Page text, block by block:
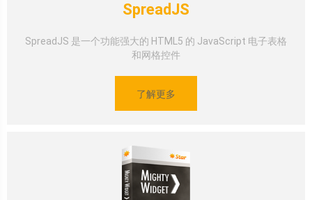
SpreadJS
SpreadJS 是一个功能强大的 HTML5 的 JavaScript 电子表格
和网格控件
了解更多